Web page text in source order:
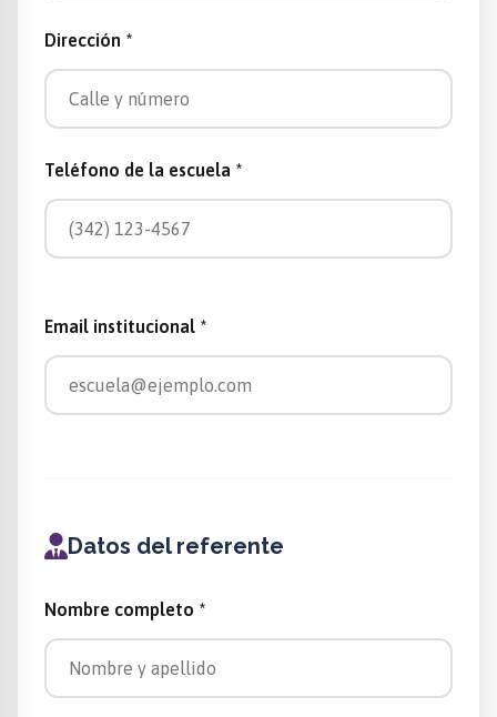
Dirección *
Teléfono de la escuela *
Email institucional *
Datos del referente
Nombre completo *